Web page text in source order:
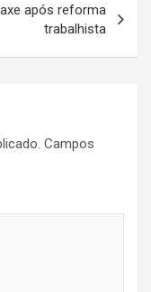
após reforma
trabalhista
Campos